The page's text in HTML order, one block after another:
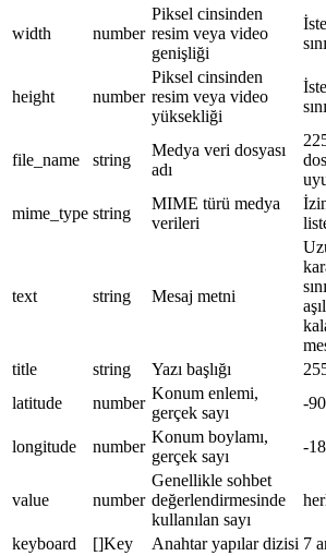
width number
Piksel cinsinden
resim veya video
genişliği
height number
Piksel cinsinden
resim veya video
yüksekliği
file_name string
Medya veri dosyası
adı
mime_type string
MIME türü medya
verileri
text string Mesaj metni
title
string Yazı başlığı
latitude
number
Konum enlemi,
gerçek sayı
-
longitude number
Konum boylamı,
gerçek sayı
-
value number
Genellikle sohbet
değerlendirmesinde
kullanılan sayı
keyboard []Key Anahtar yapılar dizisi 7